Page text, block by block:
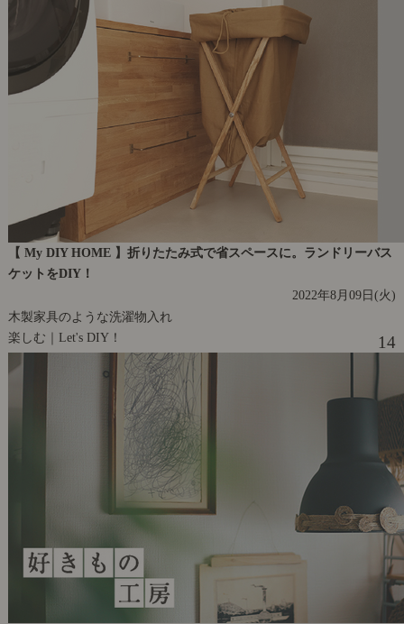
【 My DIY HOME 】折りたたみ式で省スペースに。ランドリーバス
ケットをDIY！
2022年8月09日(火)
木製家具のような洗濯物入れ
楽しむ｜Let's DIY！
14